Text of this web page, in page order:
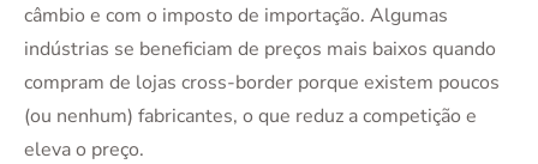
câmbio e com o imposto de importação. Algumas
indústrias se beneficiam de preços mais baixos quando
compram de lojas cross-border porque existem poucos
(ou nenhum) fabricantes, o que reduz a competição e
eleva o preço.